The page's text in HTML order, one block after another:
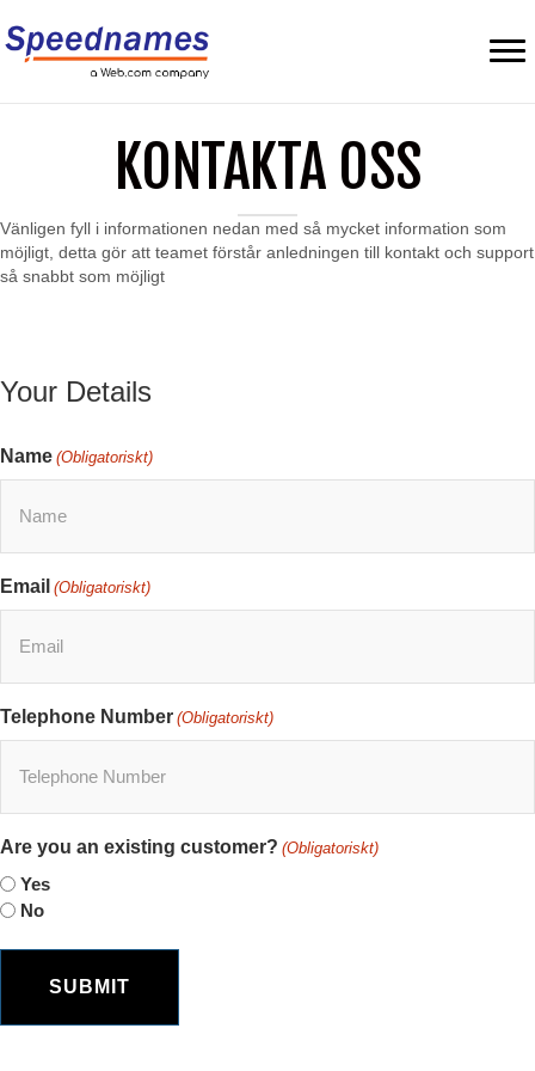
KONTAKTA OSS
Vänligen fyll i informationen nedan med så mycket information som
möjligt, detta gör att teamet förstår anledningen till kontakt och support
så snabbt som möjligt
Your Details
Name (Obligatoriskt)
Email (Obligatoriskt)
Telephone Number (Obligatoriskt)
Are you an existing customer? (Obligatoriskt)
Yes
No